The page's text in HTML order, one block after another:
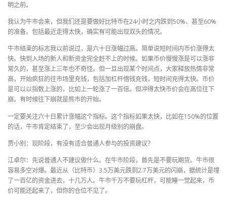
明之前。
我认为牛市会来，但我们还是要做好比特币在24小时之内跌到50%、甚至60%
的准备。包括最近走得太快，确实有可能出现双头的情况。
牛市结束的标志我以前说过，是六十日涨幅过高。简单说短时间内币价涨得太
快。快到入场的新人和新资金完全赶不上的时候。如果币价慢慢涨是可以涨非
常久的，甚至涨上三年也不奇怪。但一旦出现某个时间点，大家释放热情非常
高，开始疯狂的往市场里充钱，包括加杠杆借钱充钱，短时间充得太快。币价
是可以以指数上涨的，比如上一轮涨了一百倍。但冲得太快币价会在高位往下
崩。有时候往下崩就是熊市的开始。
一定要关注六十日累计涨幅这个指标。这个指标如果太快，比如在150%的位置
的话，牛市肯定结束了，至少会出现月级别的崩盘。
贾小别：现阶段，有没有适合普通人参与的投资建议？
江卓尔：先说普通人不建议做什么。在牛市阶段，首先是不要玩期货。牛市很
容易多空对爆。最近从（比特币）3.5万美元跌到2.7万美元的闪崩，据统计是埋
了一百亿的资金进去，十几万人。牛市千万不要玩杠杆，可能睡一觉起来，币
价可能还起来了，但你的仓位不见了。